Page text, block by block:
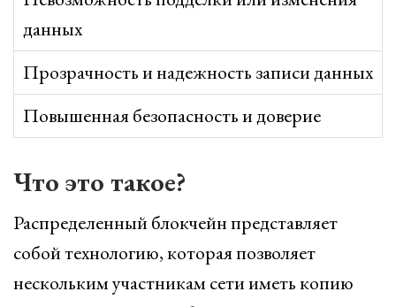
данных
Прозрачность и надежность записи данных
Повышенная безопасность и доверие
Что это такое?
Распределенный блокчейн представляет
собой технологию, которая позволяет
нескольким участникам сети иметь копию